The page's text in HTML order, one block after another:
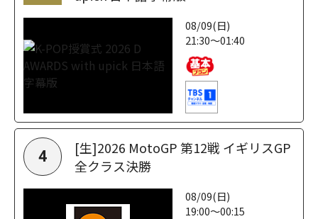
08/09(日)
21:30～01:40
4
[生]2026 MotoGP 第12戦 イギリスGP
全クラス決勝
08/09(日)
19:00～00:15